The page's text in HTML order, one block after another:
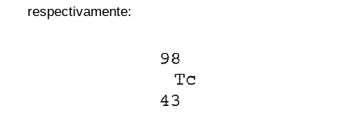
respectivamente: